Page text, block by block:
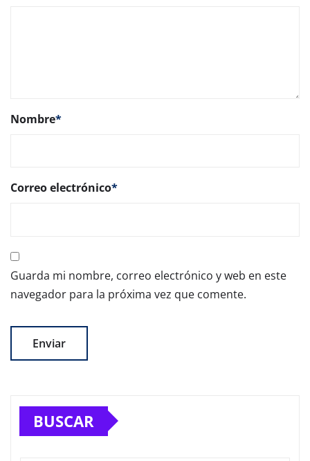
Nombre*
Correo electrónico*
Guarda mi nombre, correo electrónico y web en este
navegador para la próxima vez que comente.
BUSCAR